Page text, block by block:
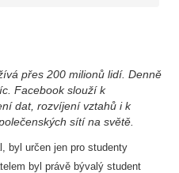
přes 200 milionů lidí. Denně
Facebook slouží k
dat, rozvíjení vztahů i k
sítí na světě.
byl určen jen pro studenty
byl právě bývalý student